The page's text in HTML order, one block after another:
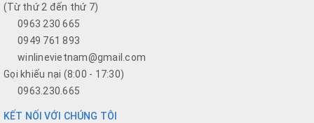
(Từ thứ 2 đến thứ 7)
0963 230 665
0949 761 893
winlinevietnam@gmail.com
Gọi khiếu nại (8:00 - 17:30)
0963.230.665
KẾT NỐI VỚI CHÚNG TÔI